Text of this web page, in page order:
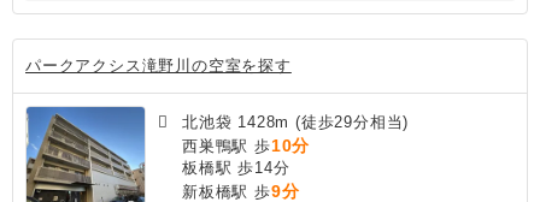
パークアクシス滝野川の空室を探す
北池袋 1428m (徒歩29分相当)
西巣鴨駅 歩10分
板橋駅 歩14分
新板橋駅 歩9分